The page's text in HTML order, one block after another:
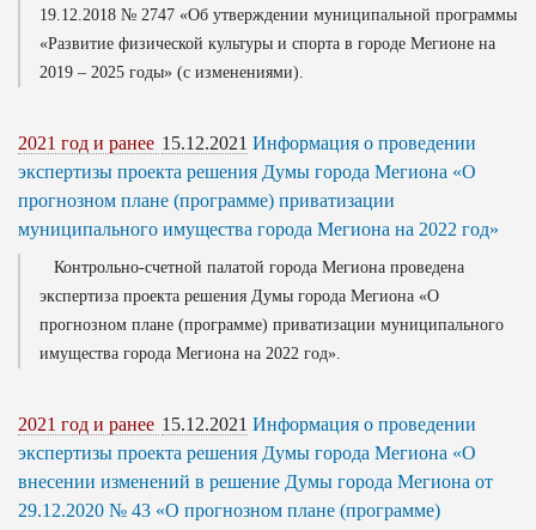
19.12.2018 № 2747 «Об утверждении муниципальной программы
«Развитие физической культуры и спорта в городе Мегионе на
2019 – 2025 годы» (с изменениями).
2021 год и ранее 15.12.2021 Информация о проведении
экспертизы проекта решения Думы города Мегиона «О
прогнозном плане (программе) приватизации
муниципального имущества города Мегиона на 2022 год»
Контрольно-счетной палатой города Мегиона проведена
экспертиза проекта решения Думы города Мегиона «О
прогнозном плане (программе) приватизации муниципального
имущества города Мегиона на 2022 год».
2021 год и ранее 15.12.2021 Информация о проведении
экспертизы проекта решения Думы города Мегиона «О
внесении изменений в решение Думы города Мегиона от
29.12.2020 № 43 «О прогнозном плане (программе)